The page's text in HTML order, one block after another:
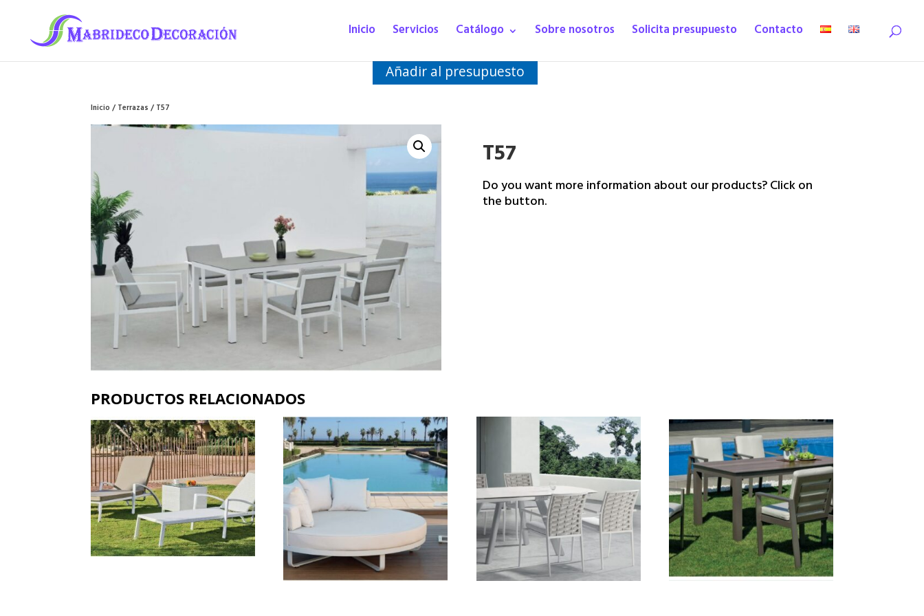
Inicio Servicios Catálogo Sobre nosotros Solicita presupuesto Contacto
Añadir al presupuesto
Inicio/Terrazas/ T57
T57
Do you want more information about our products? Click on
the button.
PRODUCTOS RELACIONADOS